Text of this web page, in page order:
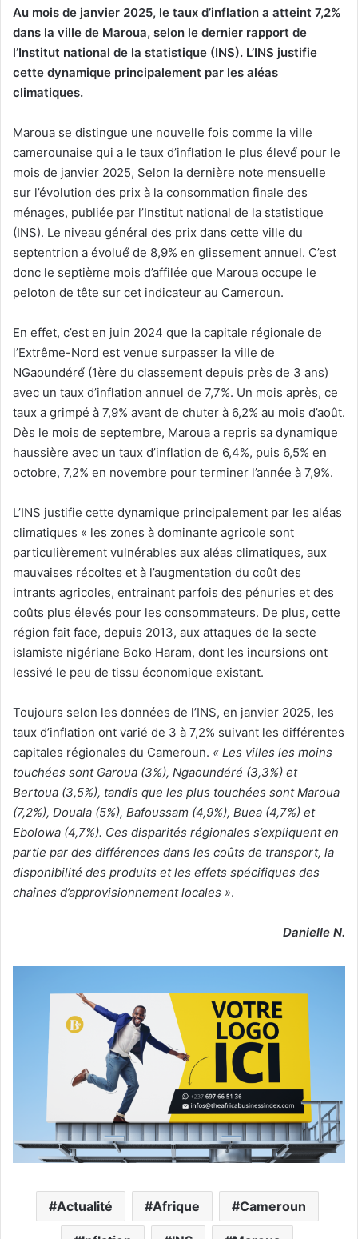
Au mois de janvier 2025, le taux d’inflation a atteint 7,2%
dans la ville de Maroua, selon le dernier rapport de
l’Institut national de la statistique (INS). L’INS justifie
cette dynamique principalement par les aléas
climatiques.
Maroua se distingue une nouvelle fois comme la ville
camerounaise qui a le taux d’inflation le plus élevé́ pour le
mois de janvier 2025, Selon la dernière note mensuelle
sur l’évolution des prix à la consommation finale des
ménages, publiée par l’Institut national de la statistique
(INS). Le niveau général des prix dans cette ville du
septentrion a évolué́ de 8,9% en glissement annuel. C’est
donc le septième mois d’affilée que Maroua occupe le
peloton de tête sur cet indicateur au Cameroun.
En effet, c’est en juin 2024 que la capitale régionale de
l’Extrême-Nord est venue surpasser la ville de
NGaoundéré́ (1ère du classement depuis près de 3 ans)
avec un taux d’inflation annuel de 7,7%. Un mois après, ce
taux a grimpé à 7,9% avant de chuter à 6,2% au mois d’août.
Dès le mois de septembre, Maroua a repris sa dynamique
haussière avec un taux d’inflation de 6,4%, puis 6,5% en
octobre, 7,2% en novembre pour terminer l’année à 7,9%.
L’INS justifie cette dynamique principalement par les aléas
climatiques « les zones à dominante agricole sont
particulièrement vulnérables aux aléas climatiques, aux
mauvaises récoltes et à l’augmentation du coût des
intrants agricoles, entrainant parfois des pénuries et des
coûts plus élevés pour les consommateurs. De plus, cette
région fait face, depuis 2013, aux attaques de la secte
islamiste nigériane Boko Haram, dont les incursions ont
lessivé le peu de tissu économique existant.
Toujours selon les données de l’INS, en janvier 2025, les
taux d’inflation ont varié de 3 à 7,2% suivant les différentes
capitales régionales du Cameroun. « Les villes les moins
touchées sont Garoua (3%), Ngaoundéré (3,3%) et
Bertoua (3,5%), tandis que les plus touchées sont Maroua
(7,2%), Douala (5%), Bafoussam (4,9%), Buea (4,7%) et
Ebolowa (4,7%). Ces disparités régionales s’expliquent en
partie par des différences dans les coûts de transport, la
disponibilité des produits et les effets spécifiques des
chaînes d’approvisionnement locales ».
Danielle N.
Actualité Afrique Cameroun